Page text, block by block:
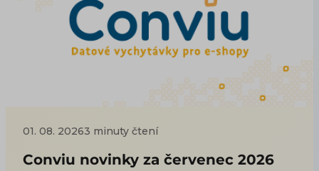
01. 08. 20263 minuty čtení
Conviu novinky za červenec 2026